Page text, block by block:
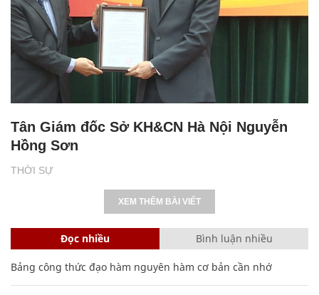
THỜI SỰ
Tân Giám đốc Sở KH&CN Hà Nội Nguyễn
Hồng Sơn
XEM THÊM BÀI VIẾT
Đọc nhiều Bình luận nhiều
Bảng công thức đạo hàm nguyên hàm cơ bản cần nhớ